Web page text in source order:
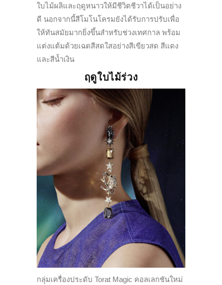
ใบไม้ผลิและฤดูหนาวให้มีชีวิตชีวาได้เป็นอย่าง
ดี นอกจากนี้สีโมโนโครมยังได้รับการปรับเพื่อ
ให้ทันสมัยมากยิ่งขึ้นสำหรับช่วงเทศกาล พร้อม
แต่งแต้มด้วยเฉดสีสดใสอย่างสีเขียวสด สีแดง
และสีน้ำเงิน
ฤดูใบไม้ร่วง
กลุ่มเครื่องประดับ Torat Magic คอลเลกชันใหม่